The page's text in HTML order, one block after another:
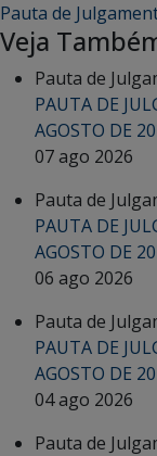
Pauta de
Veja
Pauta de
PAUTA DE
AGOSTO DE
07 ago 2026
Pauta de
PAUTA DE
AGOSTO DE
06 ago 2026
Pauta de
PAUTA DE
AGOSTO DE
04 ago 2026
Pauta de